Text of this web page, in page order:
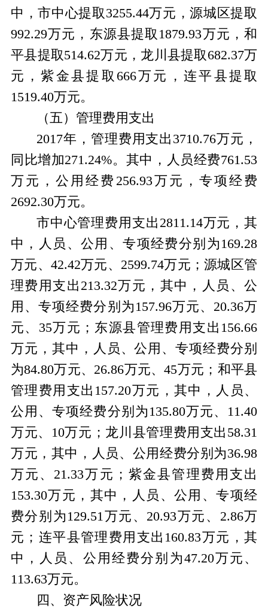
中，市中心提取3255.44万元，源城区提取
992.29万元，东源县提取1879.93万元，和
平县提取514.62万元，龙川县提取682.37万
元，紫金县提取666万元，连平县提取
1519.40万元。
（五）管理费用支出
2017年，管理费用支出3710.76万元，
同比增加271.24%。其中，人员经费761.53
万元，公用经费256.93万元，专项经费
2692.30万元。
市中心管理费用支出2811.14万元，其
中，人员、公用、专项经费分别为169.28
万元、42.42万元、2599.74万元；源城区管
理费用支出213.32万元，其中，人员、公
用、专项经费分别为157.96万元、20.36万
元、35万元；东源县管理费用支出156.66
万元，其中，人员、公用、专项经费分别
为84.80万元、26.86万元、45万元；和平县
管理费用支出157.20万元，其中，人员、
公用、专项经费分别为135.80万元、11.40
万元、10万元；龙川县管理费用支出58.31
万元，其中，人员、公用经费分别为36.98
万元、21.33万元；紫金县管理费用支出
153.30万元，其中，人员、公用、专项经
费分别为129.51万元、20.93万元、2.86万
元；连平县管理费用支出160.83万元，其
中，人员、公用经费分别为47.20万元、
113.63万元。
四、资产风险状况